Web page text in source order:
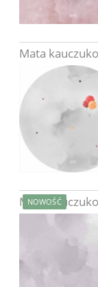
Mata
Mata
NOWOŚĆ